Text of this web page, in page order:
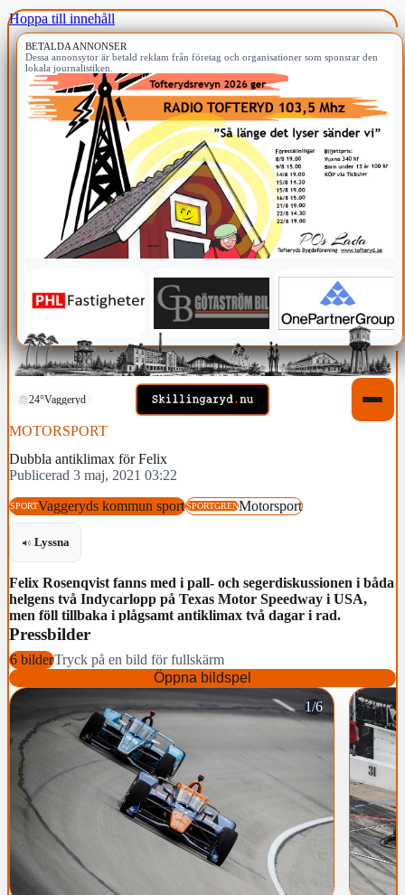
Hoppa till innehåll
BETALDA ANNONSER
Dessa annonsytor är betald reklam från företag och organisationer som sponsrar den
lokala journalistiken.
24°Vaggeryd
MOTORSPORT
Dubbla antiklimax för Felix
Publicerad 3 maj, 2021 03:22
SPORTVaggeryds kommun sportSPORTGRENMotorsport
Lyssna
Felix Rosenqvist fanns med i pall- och segerdiskussionen i båda
helgens två Indycarlopp på Texas Motor Speedway i USA,
men föll tillbaka i plågsamt antiklimax två dagar i rad.
Pressbilder
6 bilderTryck på en bild för fullskärm
Öppna bildspel
1/6